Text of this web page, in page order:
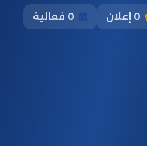
0 إعلان 0 فعالية